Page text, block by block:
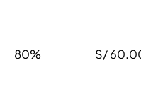
80% S/